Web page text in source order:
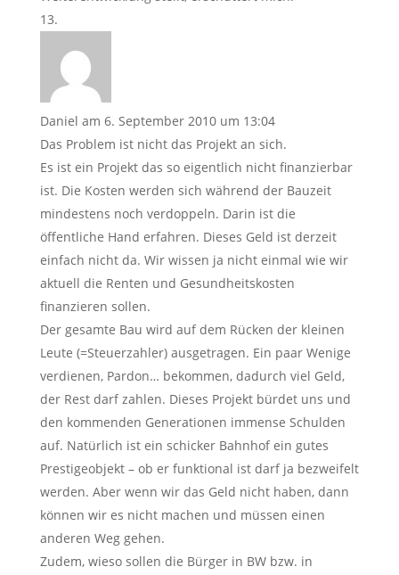
Daniel am 6. September 2010 um 13:04
Das Problem ist nicht das Projekt an sich.
Es ist ein Projekt das so eigentlich nicht finanzierbar
ist. Die Kosten werden sich während der Bauzeit
mindestens noch verdoppeln. Darin ist die
öffentliche Hand erfahren. Dieses Geld ist derzeit
einfach nicht da. Wir wissen ja nicht einmal wie wir
aktuell die Renten und Gesundheitskosten
finanzieren sollen.
Der gesamte Bau wird auf dem Rücken der kleinen
Leute (=Steuerzahler) ausgetragen. Ein paar Wenige
verdienen, Pardon… bekommen, dadurch viel Geld,
der Rest darf zahlen. Dieses Projekt bürdet uns und
den kommenden Generationen immense Schulden
auf. Natürlich ist ein schicker Bahnhof ein gutes
Prestigeobjekt – ob er funktional ist darf ja bezweifelt
werden. Aber wenn wir das Geld nicht haben, dann
können wir es nicht machen und müssen einen
anderen Weg gehen.
Zudem, wieso sollen die Bürger in BW bzw. in